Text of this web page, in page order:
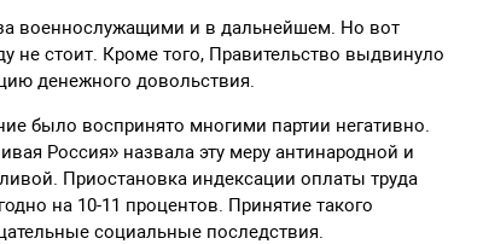
военнослужащими и в дальнейшем. Но вот
не стоит. Кроме того, Правительство выдвинуло
денежного довольствия.
было воспринято многими партии негативно.
Россия» назвала эту меру антинародной и
Приостановка индексации оплаты труда
на 10-11 процентов. Принятие такого
социальные последствия.